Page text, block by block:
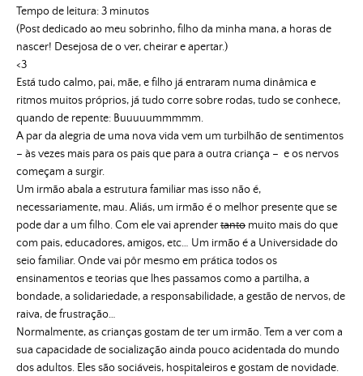
Tempo de leitura:3 minutos
(Post dedicado ao meu sobrinho, filho da minha mana, a horas de
nascer! Desejosa de o ver, cheirar e apertar.)
<3
Está tudo calmo, pai, mãe, e filho já entraram numa dinâmica e
ritmos muitos próprios, já tudo corre sobre rodas, tudo se conhece,
quando de repente: Buuuuummmmm.
A par da alegria de uma nova vida vem um turbilhão de sentimentos
– às vezes mais para os pais que para a outra criança – e os nervos
começam a surgir.
Um irmão abala a estrutura familiar mas isso não é,
necessariamente, mau. Aliás, um irmão é o melhor presente que se
pode dar a um filho. Com ele vai aprendertanto muito mais do que
com pais, educadores, amigos, etc… Um irmão é a Universidade do
seio familiar. Onde vai pôr mesmo em prática todos os
ensinamentos e teorias que lhes passamos como a partilha, a
bondade, a solidariedade, a responsabilidade, a gestão de nervos, de
raiva, de frustração…
Normalmente, as crianças gostam de ter um irmão. Tem a ver com a
sua capacidade de socialização ainda pouco acidentada do mundo
dos adultos. Eles são sociáveis, hospitaleiros e gostam de novidade.